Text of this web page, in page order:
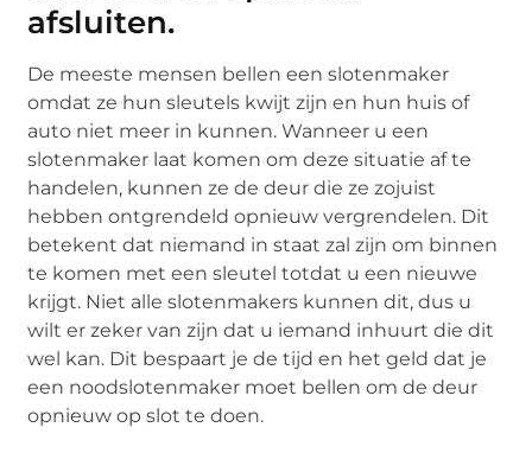
afsluiten.
De meeste mensen bellen een slotenmaker
omdat ze hun sleutels kwijt zijn en hun huis of
auto niet meer in kunnen. Wanneer u een
slotenmaker laat komen om deze situatie af te
handelen, kunnen ze de deur die ze zojuist
hebben ontgrendeld opnieuw vergrendelen. Dit
betekent dat niemand in staat zal zijn om binnen
te komen met een sleutel totdat u een nieuwe
krijgt. Niet alle slotenmakers kunnen dit, dus u
wilt er zeker van zijn dat u iemand inhuurt die dit
wel kan. Dit bespaart je de tijd en het geld dat je
een noodslotenmaker moet bellen om de deur
opnieuw op slot te doen.